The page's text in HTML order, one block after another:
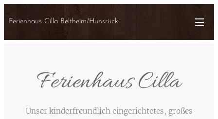
Ferienhaus Cilla Beltheim/Hunsrück
Ferienhaus Cilla
Unser kinderfreundlich eingerichtetes, großes